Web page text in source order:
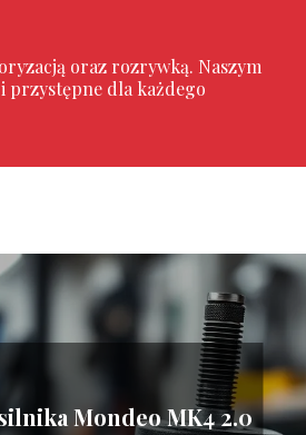
oraz rozrywką. Naszym
przystępne dla każdego
Mondeo MK4 2.0